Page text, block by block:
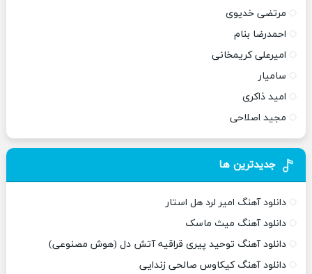
مرتضی خدیوی
احمدرضا بنام
امیرعلی کریمخانی
سامیار
امید ذاکری
مجید اصلاحی
جدیدترین ها
دانلود آهنگ امیر لرد هل استار
دانلود آهنگ میث ماسک
دانلود آهنگ توحید پیری قراقیه آتش دل (هوش مصنوعی)
دانلود آهنگ کیکاوس صالحی زندایی